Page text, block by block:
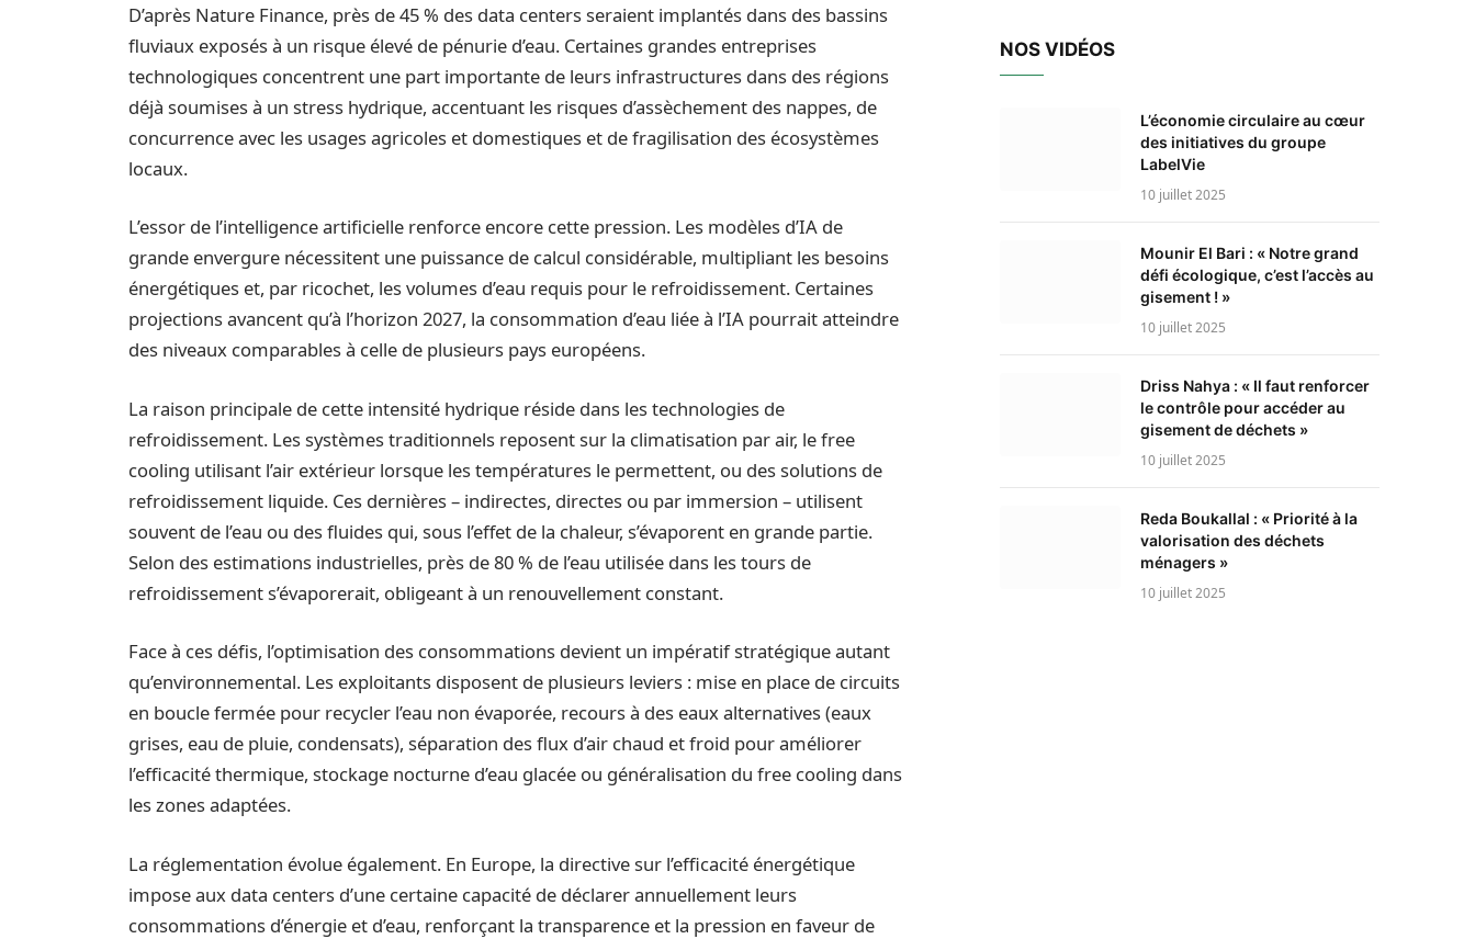
D’après Nature Finance, près de 45 % des data centers seraient implantés dans des bassins
fluviaux exposés à un risque élevé de pénurie d’eau. Certaines grandes entreprises
technologiques concentrent une part importante de leurs infrastructures dans des régions
déjà soumises à un stress hydrique, accentuant les risques d’assèchement des nappes, de
concurrence avec les usages agricoles et domestiques et de fragilisation des écosystèmes
locaux.
L’essor de l’intelligence artificielle renforce encore cette pression. Les modèles d’IA de
grande envergure nécessitent une puissance de calcul considérable, multipliant les besoins
énergétiques et, par ricochet, les volumes d’eau requis pour le refroidissement. Certaines
projections avancent qu’à l’horizon 2027, la consommation d’eau liée à l’IA pourrait atteindre
des niveaux comparables à celle de plusieurs pays européens.
La raison principale de cette intensité hydrique réside dans les technologies de
refroidissement. Les systèmes traditionnels reposent sur la climatisation par air, le free
cooling utilisant l’air extérieur lorsque les températures le permettent, ou des solutions de
refroidissement liquide. Ces dernières – indirectes, directes ou par immersion – utilisent
souvent de l’eau ou des fluides qui, sous l’effet de la chaleur, s’évaporent en grande partie.
Selon des estimations industrielles, près de 80 % de l’eau utilisée dans les tours de
refroidissement s’évaporerait, obligeant à un renouvellement constant.
Face à ces défis, l’optimisation des consommations devient un impératif stratégique autant
qu’environnemental. Les exploitants disposent de plusieurs leviers : mise en place de circuits
en boucle fermée pour recycler l’eau non évaporée, recours à des eaux alternatives (eaux
grises, eau de pluie, condensats), séparation des flux d’air chaud et froid pour améliorer
l’efficacité thermique, stockage nocturne d’eau glacée ou généralisation du free cooling dans
les zones adaptées.
La réglementation évolue également. En Europe, la directive sur l’efficacité énergétique
impose aux data centers d’une certaine capacité de déclarer annuellement leurs
consommations d’énergie et d’eau, renforçant la transparence et la pression en faveur de
NOS VIDÉOS
L’économie circulaire au cœur
des initiatives du groupe
LabelVie
10 juillet 2025
Mounir El Bari : « Notre grand
défi écologique, c’est l’accès au
gisement ! »
10 juillet 2025
Driss Nahya : « Il faut renforcer
le contrôle pour accéder au
gisement de déchets »
10 juillet 2025
Reda Boukallal : « Priorité à la
valorisation des déchets
ménagers »
10 juillet 2025